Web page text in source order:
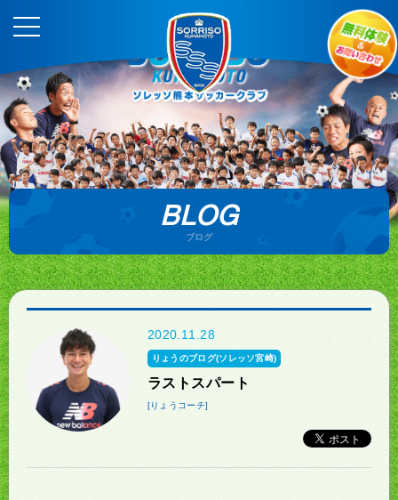
BLOG
ブログ
2020.11.28
りょうのブログ(ソレッソ宮崎)
ラストスパート
[りょうコーチ]